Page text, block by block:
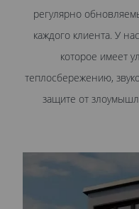
регулярно
каждого клиента. У
которое имеет
теплосбережению,
защите от